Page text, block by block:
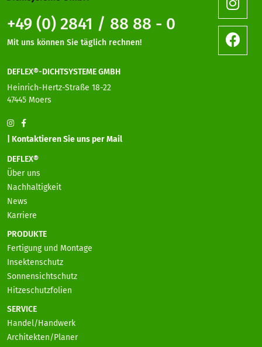
+49 (0) 2841 / 88 88 - 0
Mit uns können Sie täglich rechnen!
DEFLEX®-DICHTSYSTEME GMBH
Heinrich-Hertz-Straße 18-22
47445 Moers
| Kontaktieren Sie uns per Mail
DEFLEX®
Über uns
Nachhaltigkeit
News
Karriere
PRODUKTE
Fertigung und Montage
Insektenschutz
Sonnensichtschutz
Hitzeschutzfolien
SERVICE
Handel/Handwerk
Architekten/Planer